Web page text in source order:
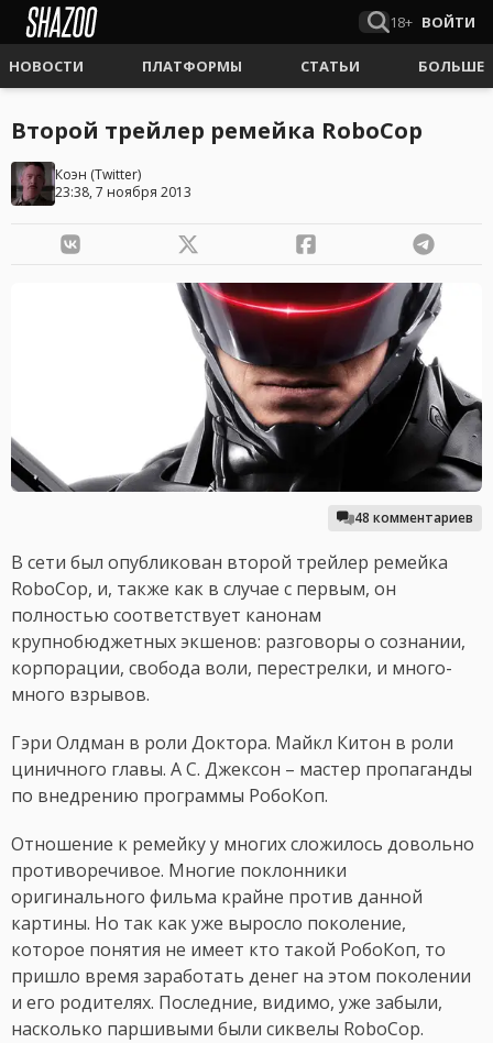
18+ ВОЙТИ
НОВОСТИ ПЛАТФОРМЫ СТАТЬИ БОЛЬШЕ
Второй трейлер ремейка RoboCop
Коэн (Twitter)
23:38, 7 ноября 2013
48 комментариев
В сети был опубликован второй трейлер ремейка
RoboCop, и, также как в случае с первым, он
полностью соответствует канонам
крупнобюджетных экшенов: разговоры о сознании,
корпорации, свобода воли, перестрелки, и много-
много взрывов.
Гэри Олдман в роли Доктора. Майкл Китон в роли
циничного главы. А С. Джексон – мастер пропаганды
по внедрению программы РобоКоп.
Отношение к ремейку у многих сложилось довольно
противоречивое. Многие поклонники
оригинального фильма крайне против данной
картины. Но так как уже выросло поколение,
которое понятия не имеет кто такой РобоКоп, то
пришло время заработать денег на этом поколении
и его родителях. Последние, видимо, уже забыли,
насколько паршивыми были сиквелы RoboCop.